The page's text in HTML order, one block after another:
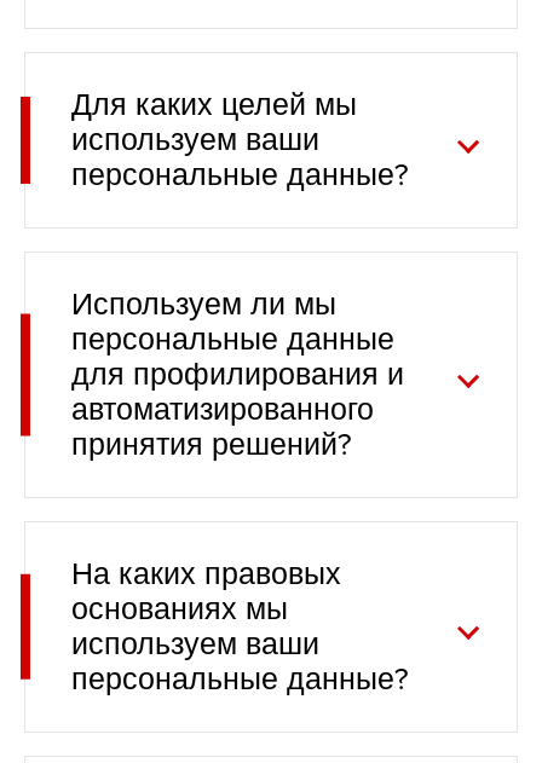
Для каких целей мы
используем ваши
персональные данные?
Используем ли мы
персональные данные
для профилирования и
автоматизированного
принятия решений?
На каких правовых
основаниях мы
используем ваши
персональные данные?